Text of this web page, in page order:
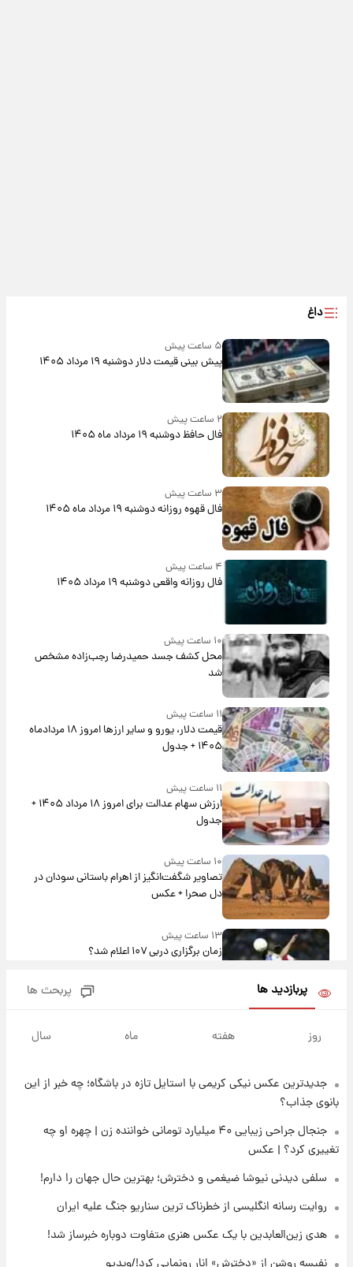
داغ
۵ ساعت پیش
پیش‌ بینی قیمت دلار دوشنبه ۱۹ مرداد ۱۴۰۵
۲ ساعت پیش
فال حافظ دوشنبه ۱۹ مرداد ماه ۱۴۰۵
۳ ساعت پیش
فال قهوه روزانه دوشنبه ۱۹ مرداد ماه ۱۴۰۵
فال روزانه واقعی دوشنبه ۱۹ مرداد ۱۴۰۵
۱۰ ساعت پیش
محل کشف جسد حمیدرضا رجب‌زاده مشخص
شد
۱۱ ساعت پیش
قیمت دلار، یورو و سایر ارزها امروز ۱۸ مردادماه
۱۴۰۵ + جدول
۱۱ ساعت پیش
ارزش سهام عدالت برای امروز ۱۸ مرداد ۱۴۰۵ +
جدول
۱۰ ساعت پیش
تصاویر شگفت‌انگیز از اهرام باستانی سودان در
دل صحرا + عکس
۱۳ ساعت پیش
زمان برگزاری دربی ۱۰۷ اعلام شد؟
جزئیات
۱۵ ساعت پیش
آتش‌سوزی در لوناپارک شیراز؛ آخرین وضعیت
خزندگان خطرناک پس از حادثه
۱۹ ساعت پیش
خواستگار ۵۰ساله شاهدخت لئونور بازداشت شد
پربازدید ها پربحث ها
روز هفته ماه سال
جدیدترین عکس نیکی کریمی با استایل تازه در باشگاه؛ چه خبر از این
بانوی جذاب؟
جنجال جراحی زیبایی ۴۰ میلیارد تومانی خواننده زن | چهره او چه
تغییری کرد؟ | عکس
سلفی دیدنی نیوشا ضیغمی و دخترش؛ بهترین حال جهان را دارم!
روایت رسانه انگلیسی از خطرناک ترین سناریو جنگ علیه ایران
هدی زین‌العابدین با یک عکس هنری متفاوت دوباره خبرساز شد!